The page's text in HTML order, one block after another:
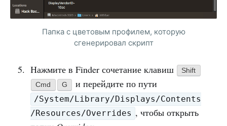
Папка с цветовым профилем, которую
сгенерировал скрипт
Нажмите в Finder сочетание клавиш
Shift
Cmd
G и перейдите по пути
/System/Library/Displays/Contents
/Resources/Overrides , чтобы открыть